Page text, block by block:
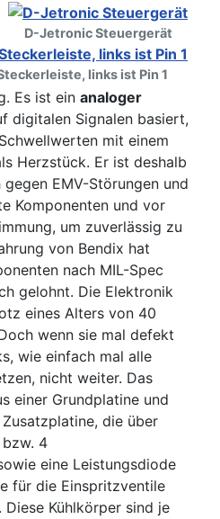
D-Jetronic Steuergerät
links ist Pin 1
Es ist ein analoger
digitalen Signalen basiert,
mit einem
Herzstück. Er ist deshalb
EMV-Störungen und
Komponenten und vor
um zuverlässig zu
von Bendix hat
nach MIL-Spec
gelohnt. Die Elektronik
eines Alters von 40
wenn sie mal defekt
wie einfach mal alle
nicht weiter. Das
einer Grundplatine und
die über
4
eine Leistungsdiode
für die Einspritzventile
Kühlkörper sind je